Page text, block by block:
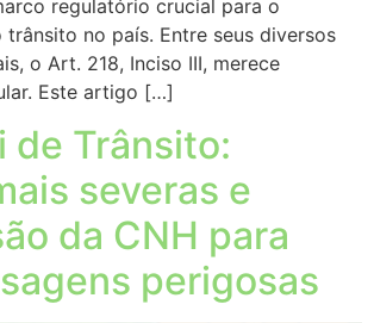
regulatório crucial para o
no país. Entre seus diversos
o Art. 218, Inciso III, merece
Este artigo […]
de Trânsito:
severas e
da CNH para
perigosas